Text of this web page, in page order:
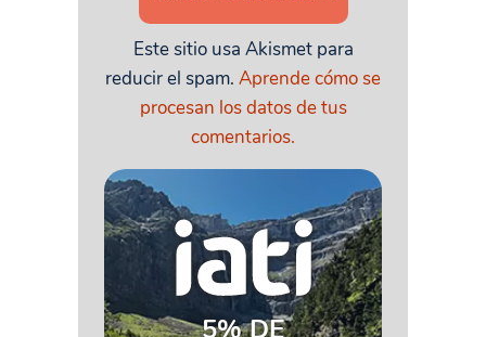
Este sitio usa Akismet para
reducir el spam. Aprende cómo se
procesan los datos de tus
comentarios.
5% DE